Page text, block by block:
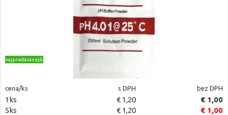
najpredávanejšie
cena/ks s DPH bez DPH
1ks € 1,20
€ 1,00
5ks
€ 1,20
€ 1,00